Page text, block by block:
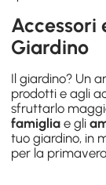
Accessori
Giardino
Il giardino? Un
prodotti e agli
sfruttarlo
famiglia e gli
tuo giardino, in
per la primavera